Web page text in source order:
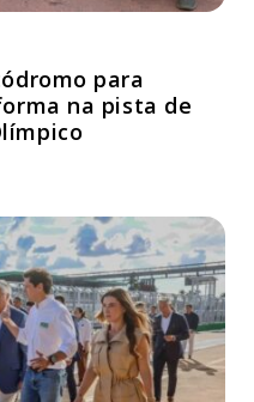
para
na pista de